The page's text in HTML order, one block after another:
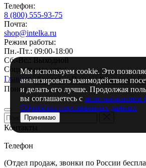
Телефон:
8 (800) 555-93-75
Почта:
shop@intelka.ru
Режим работы:
Пн.-Пт.: 09:00-18:00
Сб.-Вс.: Выходной
Социальные сети:
Главная
Каталог Поиск Контакты
Поиск
Контакты
Телефон
(Отдел продаж, звонки по России
Мы используем cookie. Это
анализировать взаимодействие
и делать его лучше. Продолжая
вы соглашаетесь с использованием
Обработка персональных данных
Принимаю